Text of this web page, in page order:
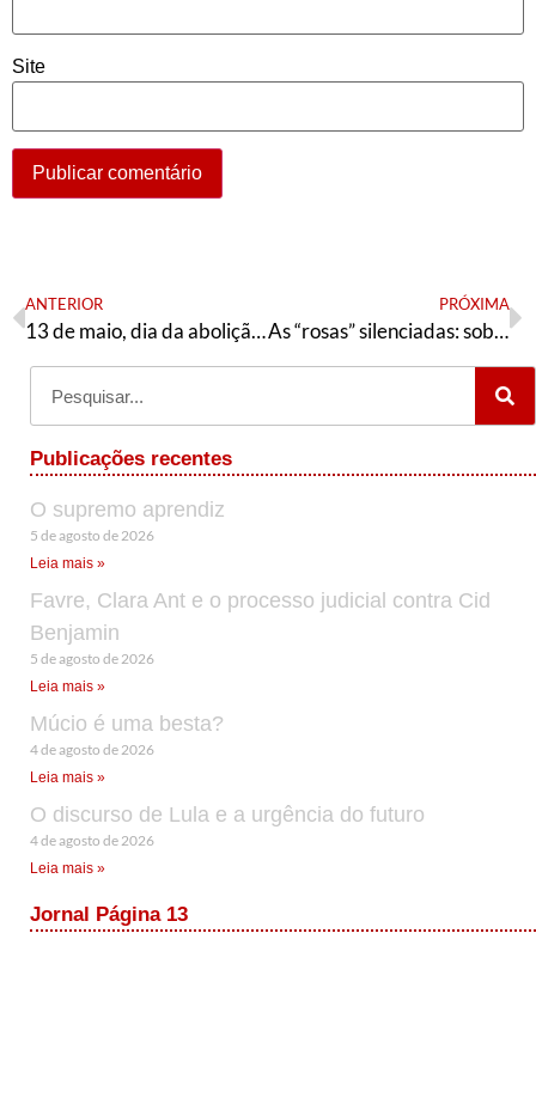
Site
ANTERIOR
13 de maio, dia da abolição da escravatura
PRÓXIMA
As “rosas” silenciadas: sobre Rosa de Luxemburgo e outras intelectuais feministas
Publicações recentes
O supremo aprendiz
5 de agosto de 2026
Leia mais »
Favre, Clara Ant e o processo judicial contra Cid
Benjamin
5 de agosto de 2026
Leia mais »
Múcio é uma besta?
4 de agosto de 2026
Leia mais »
O discurso de Lula e a urgência do futuro
4 de agosto de 2026
Leia mais »
Jornal Página 13